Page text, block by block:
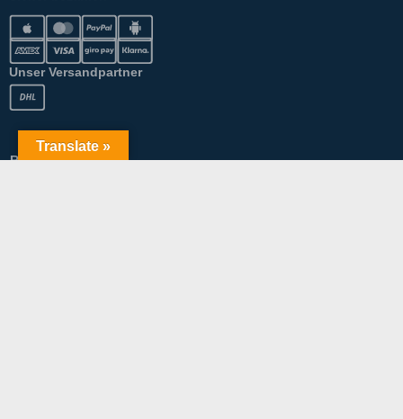
Unser Versandpartner
Rechtliches
Translate »